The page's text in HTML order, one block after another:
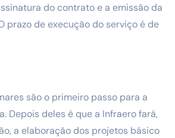
do contrato e a emissão da
prazo de execução do serviço é de
são o primeiro passo para a
Depois deles é que a Infraero fará,
a elaboração dos projetos básico